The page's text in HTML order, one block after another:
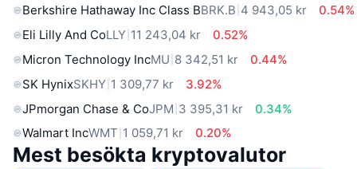
Berkshire Hathaway Inc Class BBRK.B 4 943,05 kr
0.54%
Eli Lilly And CoLLY 11 243,04 kr
0.52%
Micron Technology IncMU 8 342,51 kr
0.44%
SK HynixSKHY 1 309,77 kr
3.92%
JPmorgan Chase & CoJPM 3 395,31 kr
0.34%
Walmart IncWMT 1 059,71 kr 0.20%
Mest besökta kryptovalutor